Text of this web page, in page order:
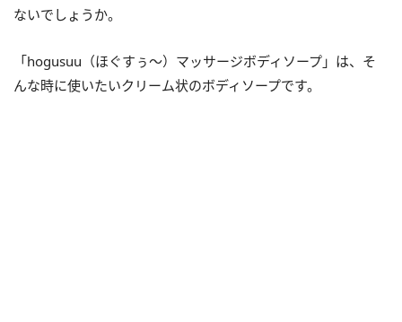
ないでしょうか。
「hogusuu（ほぐすぅ～）マッサージボディソープ」は、そ
んな時に使いたいクリーム状のボディソープです。